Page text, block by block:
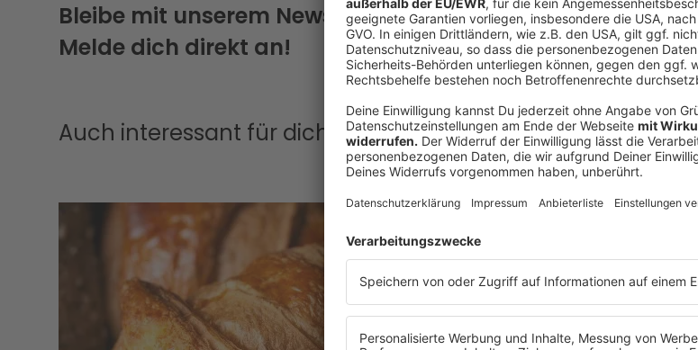
Bleibe mit unserem Newsletter immer auf dem Laufenden.
Melde dich direkt an!
Auch interessant für dich